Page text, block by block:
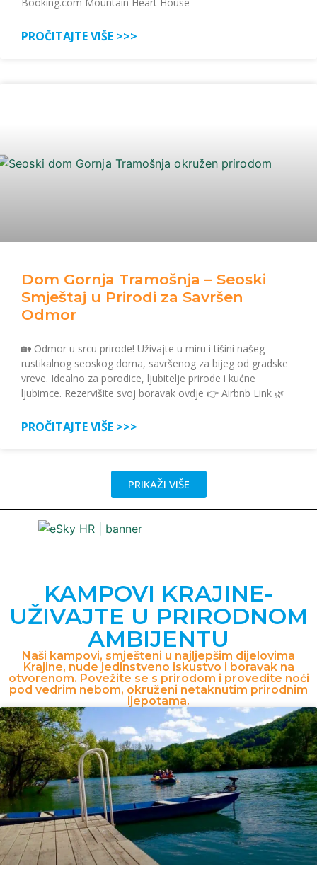
PROČITAJTE VIŠE >>>
Dom Gornja Tramošnja – Seoski
Smještaj u Prirodi za Savršen
Odmor
🏡 Odmor u srcu prirode! Uživajte u miru i tišini našeg
rustikalnog seoskog doma, savršenog za bijeg od gradske
vreve. Idealno za porodice, ljubitelje prirode i kućne
ljubimce. Rezervišite svoj boravak ovdje 👉 Airbnb Link 🌿
PROČITAJTE VIŠE >>>
PRIKAŽI VIŠE
KAMPOVI KRAJINE-
UŽIVAJTE U PRIRODNOM
AMBIJENTU
Naši kampovi, smješteni u najljepšim dijelovima
Krajine, nude jedinstveno iskustvo i boravak na
otvorenom. Povežite se s prirodom i provedite noći
pod vedrim nebom, okruženi netaknutim prirodnim
ljepotama.